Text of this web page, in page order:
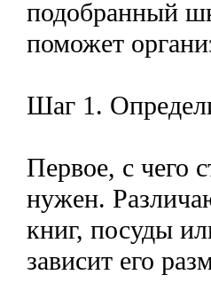
подобранный
поможет
Шаг 1.
Первое, с чего
нужен.
книг, посуды
зависит его